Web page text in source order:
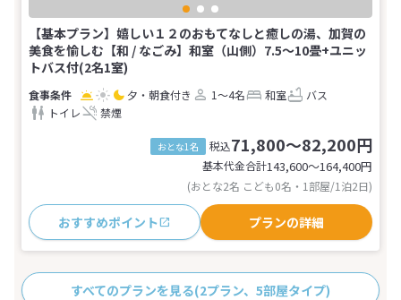
【基本プラン】嬉しい１２のおもてなしと癒しの湯、加賀の
美食を愉しむ【和 / なごみ】和室（山側）7.5～10畳+ユニッ
トバス付(2名1室)
夕・朝食付き 1～4名 和室
バス
トイレ
禁煙
おとな1名 税込71,800～82,200円
基本代金合計143,600〜164,400円
(おとな2名 こども0名・1部屋/1泊2日)
おすすめポイント プランの詳細
すべてのプランを見る(2プラン、5部屋タイプ)